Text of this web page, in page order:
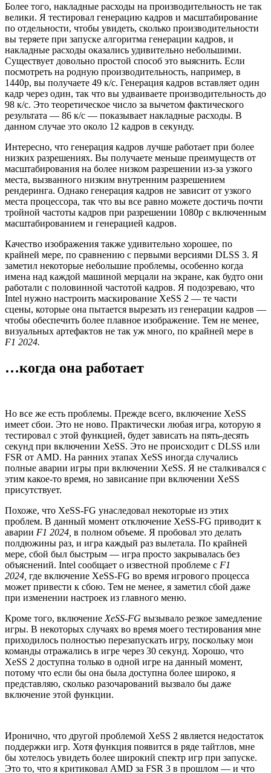
Более того, накладные расходы на производительность не так
велики. Я тестировал генерацию кадров и масштабирование
по отдельности, чтобы увидеть, сколько производительности
вы теряете при запуске алгоритма генерации кадров, и
накладные расходы оказались удивительно небольшими.
Существует довольно простой способ это выяснить. Если
посмотреть на родную производительность, например, в
1440p, вы получаете 49 к/с. Генерация кадров вставляет один
кадр через один, так что вы удваиваете производительность до
98 к/с. Это теоретическое число за вычетом фактического
результата — 86 к/с — показывает накладные расходы. В
данном случае это около 12 кадров в секунду.
Интересно, что генерация кадров лучше работает при более
низких разрешениях. Вы получаете меньше преимуществ от
масштабирования на более низком разрешении из-за узкого
места, вызванного низким внутренним разрешением
рендеринга. Однако генерация кадров не зависит от узкого
места процессора, так что вы все равно можете достичь почти
тройной частоты кадров при разрешении 1080p с включенным
масштабированием и генерацией кадров.
Качество изображения также удивительно хорошее, по
крайней мере, по сравнению с первыми версиями DLSS 3. Я
заметил некоторые небольшие проблемы, особенно когда
имена над каждой машиной мерцали на экране, как будто они
работали с половинной частотой кадров. Я подозреваю, что
Intel нужно настроить маскирование XeSS 2 — те части
сцены, которые она пытается вырезать из генерации кадров —
чтобы обеспечить более плавное изображение. Тем не менее,
визуальных артефактов не так уж много, по крайней мере в
F1 2024.
…когда она работает
Но все же есть проблемы. Прежде всего, включение XeSS
имеет сбои. Это не ново. Практически любая игра, которую я
тестировал с этой функцией, будет зависать на пять-десять
секунд при включении XeSS. Это не происходит с DLSS или
FSR от AMD. На ранних этапах XeSS иногда случались
полные аварии игры при включении XeSS. Я не сталкивался с
этим какое-то время, но зависание при включении XeSS
присутствует.
Похоже, что XeSS-FG унаследовал некоторые из этих
проблем. В данный момент отключение XeSS-FG приводит к
аварии F1 2024, в полном объеме. Я пробовал это делать
полдюжины раз, и игра каждый раз вылетала. По крайней
мере, сбой был быстрым — игра просто закрывалась без
объяснений. Intel сообщает о известной проблеме с F1
2024, где включение XeSS-FG во время игрового процесса
может привести к сбою. Тем не менее, я заметил сбой даже
при изменении настроек из главного меню.
Кроме того, включениеXeSS-FG вызывало резкое замедление
игры. В некоторых случаях во время моего тестирования мне
приходилось полностью перезапускать игру, поскольку мои
команды отражались в игре через 30 секунд. Хорошо, что
XeSS 2 доступна только в одной игре на данный момент,
потому что если бы она была доступна более широко, я
представляю, сколько разочарований вызвало бы даже
включение этой функции.
Иронично, что другой проблемой XeSS 2 является недостаток
поддержки игр. Хотя функция появится в ряде тайтлов, мне
бы хотелось увидеть более широкий спектр игр при запуске.
Это то, что я критиковал AMD за FSR 3 в прошлом — и что